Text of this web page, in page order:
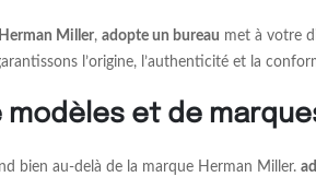
Miller, adopte un bureau met à votre
l’origine, l’authenticité et la
modèles et de
bien au-delà de la marque Herman Miller.